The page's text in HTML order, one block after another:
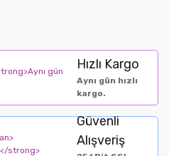
Hızlı Kargo
Aynı gün hızlı
kargo.
Güvenli
Alışveriş